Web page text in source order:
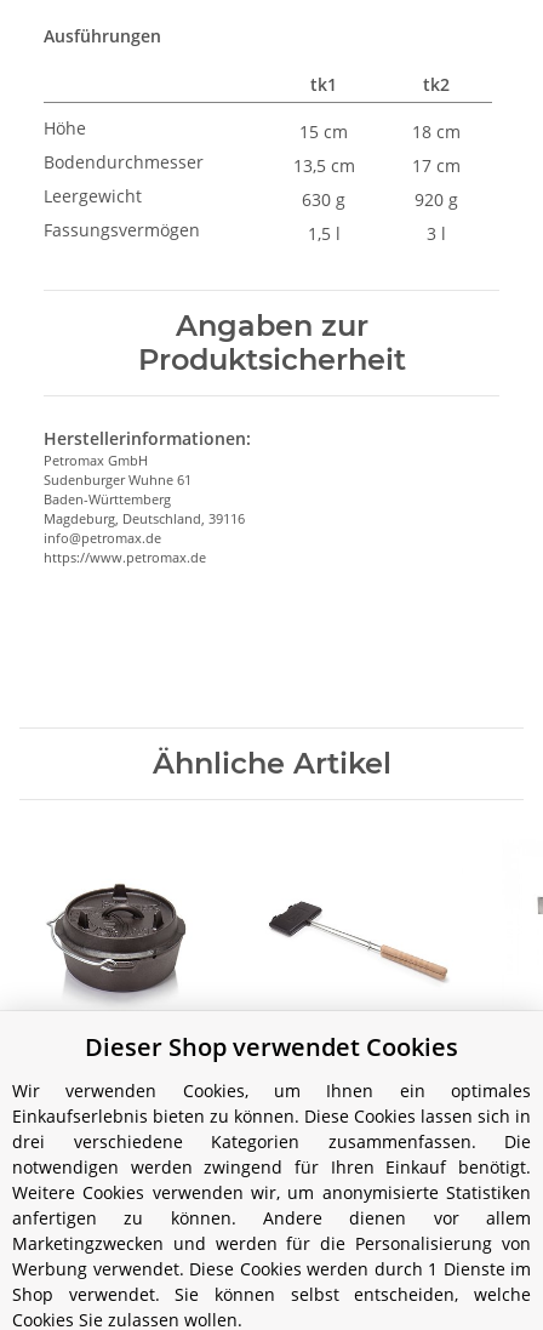
Ausführungen
tk1
tk2
Höhe
15 cm
18 cm
Bodendurchmesser
13,5 cm
17 cm
Leergewicht
630 g
920 g
Fassungsvermögen
1,5 l 3 l
Angaben zur
Produktsicherheit
Herstellerinformationen:
Petromax GmbH
Sudenburger Wuhne 61
Baden-Württemberg
Magdeburg, Deutschland, 39116
info@petromax.de
https://www.petromax.de
Ähnliche Artikel
Petromax Feuertopf ft3
planer Boden (ohne
Füße)
54,99 €*
Petromax Waffeleisen
39,99 €
Dieser Shop verwendet Cookies
Wir verwenden Cookies, um Ihnen ein optimales
Einkaufserlebnis bieten zu können. Diese Cookies lassen sich in
drei verschiedene Kategorien zusammenfassen. Die
notwendigen werden zwingend für Ihren Einkauf benötigt.
Weitere Cookies verwenden wir, um anonymisierte Statistiken
anfertigen zu können. Andere dienen vor allem
Marketingzwecken und werden für die Personalisierung von
Werbung verwendet. Diese Cookies werden durch 1 Dienste im
Shop verwendet. Sie können selbst entscheiden, welche
Cookies Sie zulassen wollen.